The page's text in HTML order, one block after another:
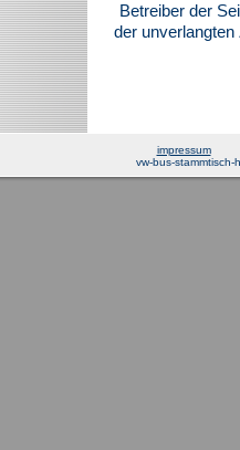
Betreiber der
der
impressum
vw-bus-